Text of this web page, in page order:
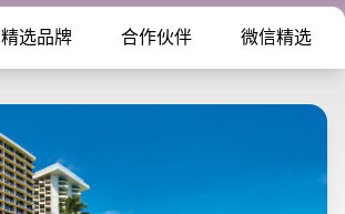
精选品牌 合作伙伴 微信精选